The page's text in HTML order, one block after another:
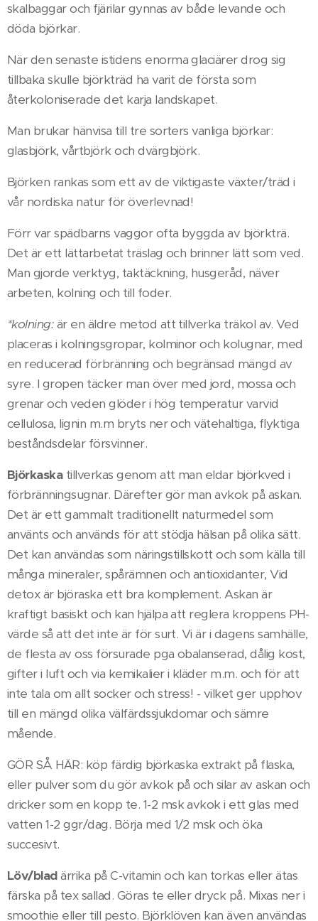
skalbaggar och fjärilar gynnas av både levande och
döda björkar.
När den senaste istidens enorma glaciärer drog sig
tillbaka skulle björkträd ha varit de första som
återkoloniserade det karja landskapet.
Man brukar hänvisa till tre sorters vanliga björkar:
glasbjörk, vårtbjörk och dvärgbjörk.
Björken rankas som ett av de viktigaste växter/träd i
vår nordiska natur för överlevnad!
Förr var spädbarns vaggor ofta byggda av björkträ.
Det är ett lättarbetat träslag och brinner lätt som ved.
Man gjorde verktyg, taktäckning, husgeråd, näver
arbeten, kolning och till foder.
*kolning:är en äldre metod att tillverka träkol av. Ved
placeras i kolningsgropar, kolminor och kolugnar, med
en reducerad förbränning och begränsad mängd av
syre. I gropen täcker man över med jord, mossa och
grenar och veden glöder i hög temperatur varvid
cellulosa, lignin m.m bryts ner och vätehaltiga, flyktiga
beståndsdelar försvinner.
Björkaska tillverkas genom att man eldar björkved i
förbränningsugnar. Därefter gör man avkok på askan.
Det är ett gammalt traditionellt naturmedel som
använts och används för att stödja hälsan på olika sätt.
Det kan användas som näringstillskott och som källa till
många mineraler, spårämnen och antioxidanter, Vid
detox är björaska ett bra komplement. Askan är
kraftigt basiskt och kan hjälpa att reglera kroppens PH-
värde så att det inte är för surt. Vi är i dagens samhälle,
de flesta av oss försurade pga obalanserad, dålig kost,
gifter i luft och via kemikalier i kläder m.m. och för att
inte tala om allt socker och stress! - vilket ger upphov
till en mängd olika välfärdssjukdomar och sämre
mående.
GÖR SÅ HÄR: köp färdig björkaska extrakt på flaska,
eller pulver som du gör avkok på och silar av askan och
dricker som en kopp te. 1-2 msk avkok i ett glas med
vatten 1-2 ggr/dag. Börja med 1/2 msk och öka
succesivt.
Löv/bladärrika på C-vitamin och kan torkas eller ätas
färska på tex sallad. Göras te eller dryck på. Mixas ner i
smoothie eller till pesto. Björklöven kan även användas